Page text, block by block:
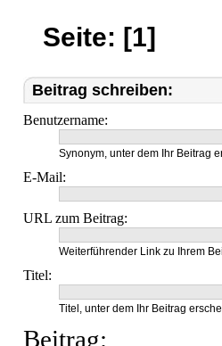
Seite: [1]
Beitrag schreiben:
Benutzername:
Synonym, unter dem Ihr Beitrag
E-Mail:
URL zum Beitrag:
Weiterführender Link zu Ihrem
Titel:
Titel, unter dem Ihr Beitrag
Beitrag: